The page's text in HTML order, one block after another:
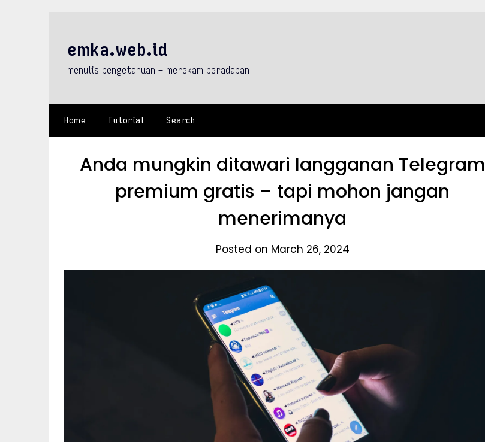
emka.web.id
menulis pengetahuan – merekam peradaban
Home Tutorial Search
Anda mungkin ditawari langganan Telegram
premium gratis – tapi mohon jangan
menerimanya
Posted on March 26, 2024